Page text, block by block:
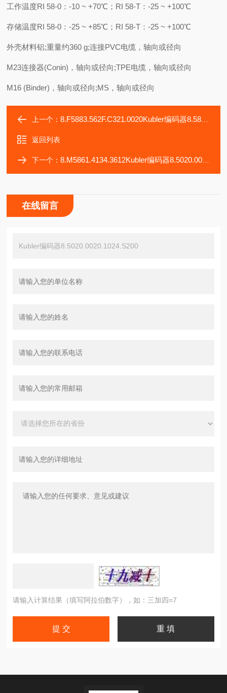
工作温度RI 58-0：-10 ~ +70℃；RI 58-T：-25 ~ +100℃
存储温度RI 58-0：-25 ~ +85℃；RI 58-T：-25 ~ +100℃
外壳材料铝;重量约360 g;连接PVC电缆，轴向或径向
M23连接器(Conin)，轴向或径向;TPE电缆，轴向或径向
M16 (Binder)，轴向或径向;MS，轴向或径向
上一个：8.F5883.562F.C321.0020Kubler编码器8.5878.54C2.C212
返回列表
下一个：8.M5861.4134.3612Kubler编码器8.5020.0060.1024.S214.0015
在线留言
请输入计算结果（填写阿拉伯数字），如：三加四=7